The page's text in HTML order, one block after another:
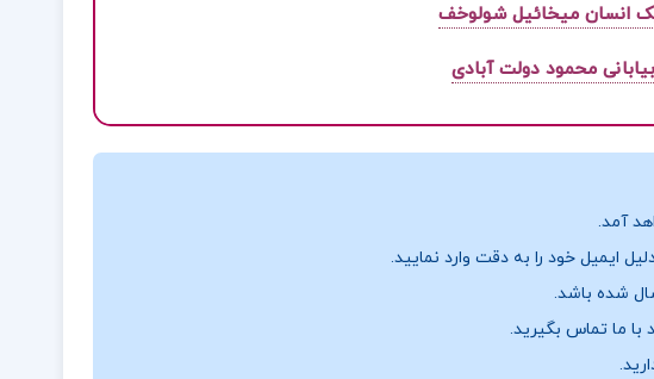
انسان میخائیل شولوخف
محمود دولت آبادی
آمد.
ایمیل خود را به دقت وارد نمایید.
با ما تماس بگیرید.